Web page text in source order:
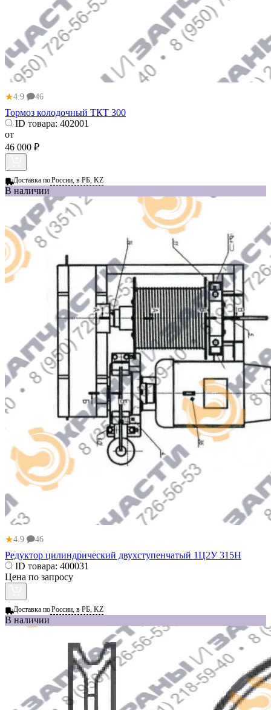
★4.9 46
Тормоз колодочный ТКТ 300
ID товара: 402001
от
46 000 ₽
Доставка поРоссии, в РБ, KZ
В наличии
★4.9 46
Редуктор цилиндрический двухступенчатый 1Ц2У 315Н
ID товара: 400031
Цена по запросу
Доставка поРоссии, в РБ, KZ
В наличии